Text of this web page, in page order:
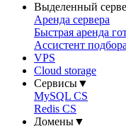
Выделенный
Аренда сервера
Быстрая аренда
Ассистент
VPS
Cloud storage
Сервисы▼
MySQL CS
Redis CS
Домены▼